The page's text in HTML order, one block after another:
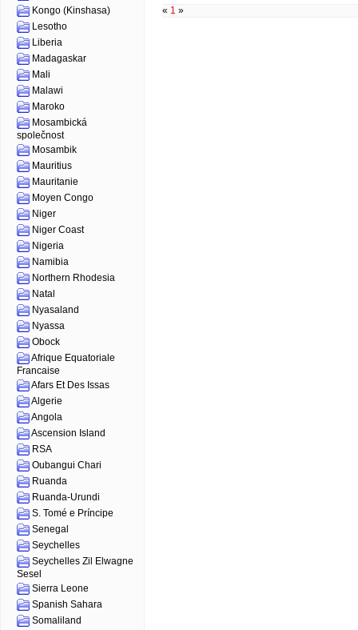
Kongo (Kinshasa)
Lesotho
Liberia
Madagaskar
Mali
Malawi
Maroko
Mosambická
společnost
Mosambik
Mauritius
Mauritanie
Moyen Congo
Niger
Niger Coast
Nigeria
Namibia
Northern Rhodesia
Natal
Nyasaland
Nyassa
Obock
Afrique Equatoriale
Francaise
Afars Et Des Issas
Algerie
Angola
Ascension Island
RSA
Oubangui Chari
Ruanda
Ruanda-Urundi
S. Tomé e Príncipe
Senegal
Seychelles
Seychelles Zil Elwagne
Sesel
Sierra Leone
Spanish Sahara
Somaliland
« 1 »